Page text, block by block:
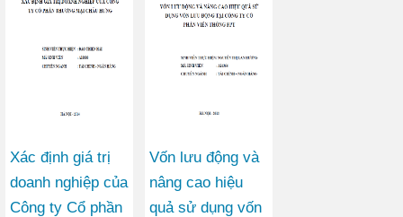
Xác định giá trị
doanh nghiệp của
Công ty Cổ phần
Vốn lưu động và
nâng cao hiệu
quả sử dụng vốn